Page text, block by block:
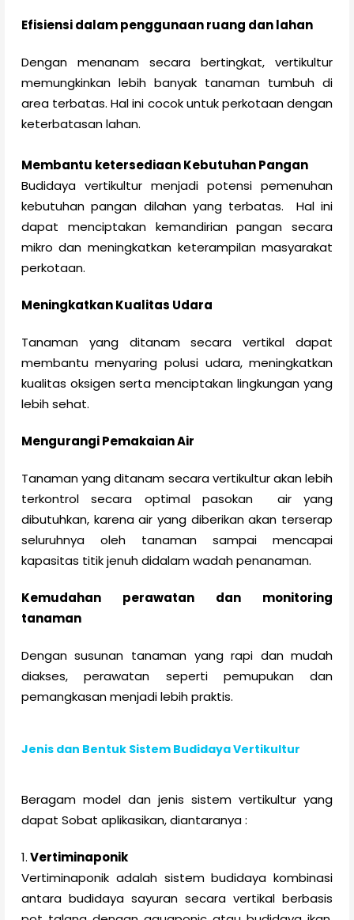
Efisiensi dalam penggunaan ruang dan lahan
Dengan menanam secara bertingkat, vertikultur
memungkinkan lebih banyak tanaman tumbuh di
area terbatas. Hal ini cocok untuk perkotaan dengan
keterbatasan lahan.
Membantu ketersediaan Kebutuhan Pangan
Budidaya vertikultur menjadi potensi pemenuhan
kebutuhan pangan dilahan yang terbatas.
Hal ini
dapat menciptakan kemandirian pangan secara
mikro dan meningkatkan keterampilan masyarakat
perkotaan.
Meningkatkan Kualitas Udara
Tanaman yang ditanam secara vertikal dapat
membantu menyaring polusi udara, meningkatkan
kualitas oksigen serta menciptakan lingkungan yang
lebih sehat.
Mengurangi Pemakaian Air
Tanaman yang ditanam secara vertikultur akan lebih
terkontrol secara optimal pasokan air yang
dibutuhkan, karena air yang diberikan akan terserap
seluruhnya oleh tanaman sampai mencapai
kapasitas titik jenuh didalam wadah penanaman.
Kemudahan perawatan dan monitoring
tanaman
Dengan susunan tanaman yang rapi dan mudah
diakses, perawatan seperti pemupukan dan
pemangkasan menjadi lebih praktis.
Jenis dan Bentuk Sistem Budidaya Vertikultur
Beragam model dan jenis sistem vertikultur yang
dapat Sobat aplikasikan, diantaranya :
1.Vertiminaponik
Vertiminaponik adalah sistem budidaya kombinasi
antara budidaya sayuran secara vertikal berbasis